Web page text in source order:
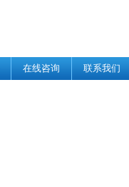
在线咨询 联系我们